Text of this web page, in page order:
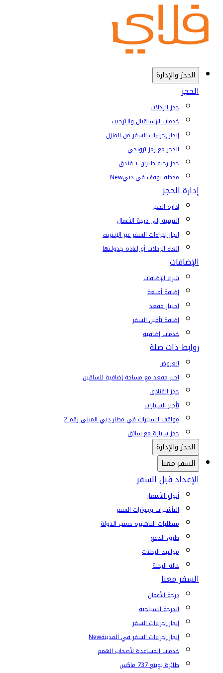
الحجز والإدارة
الحجز
حجز الرحلات
خدمات الإستقبال والترحيب
إنجاز إجراءات السفر من المنزل
الحجز مع رمز ترويجي
حجز رحلة طيران + فندق
محطة توقف في دبيNew
إدارة الحجز
إدارة الحجز
الترقية إلى درجة الأعمال
إنجاز إجراءات السفر عبر الإنترنت
إلغاء الرحلات أو إعادة جدولتها
الإضافات
شراء الإضافات
إضافة أمتعة
اختيار مقعد
إضافة تأمين السفر
خدمات إضافية
روابط ذات صلة
العروض
اختر مقعد مع مساحة إضافية للساقين
حجز الفنادق
تأجير السيارات
مواقف السيارات في مطار دبي المبنى رقم 2
حجز سيارة مع سائق
الحجز والإدارة
السفر معنا
الإعداد قبل السفر
أنواع الأسعار
التأشيرات وجوازات السفر
متطلبات التأشيرة حسب الدولة
طرق الدفع
مواعيد الرحلات
حالة الرحلة
السفر معنا
درجة الأعمال
الدرجة السياحية
إنجاز إجراءات السفر
إنجاز إجراءات السفر في المدينةNew
خدمات المساعدة لأصحاب الهمم
طائرة بوينغ 737 ماكس